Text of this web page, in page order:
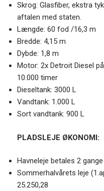
Skrog: Glasfiber, ekstra
aftalen med staten.
Længde: 60 fod /16,3 m
Bredde: 4,15 m
Dybde: 1,8 m
Motor: 2x Detroit Diesel
10.000 timer
Dieseltank: 3000 L
Vandtank: 1.000 L
Sort vandtank: 900 L
PLADSLEJE ØKONOMI:
Havneleje betales 2
Sommerhalvårets leje
25.250,28